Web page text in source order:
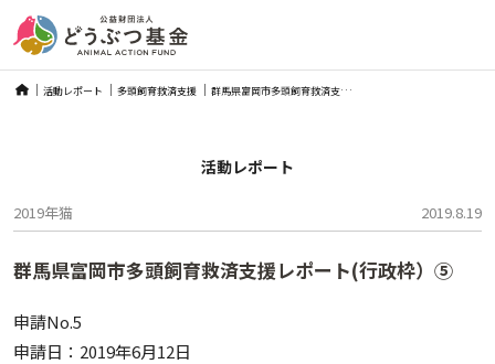
Skip
活動レポート 多頭飼育救済支援 群
馬県富岡市多頭飼育救済支援レポート(行政枠）⑤
活動レポート
2019年猫 2019.8.19
群馬県富岡市多頭飼育救済支援レポート(行政枠）⑤
申請No.5
申請日：2019年6月12日